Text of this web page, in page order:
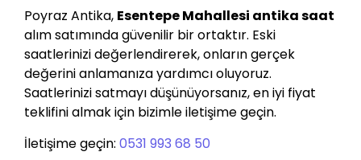
Poyraz Antika, Esentepe Mahallesi antika saat
alım satımında güvenilir bir ortaktır. Eski
saatlerinizi değerlendirerek, onların gerçek
değerini anlamanıza yardımcı oluyoruz.
Saatlerinizi satmayı düşünüyorsanız, en iyi fiyat
teklifini almak için bizimle iletişime geçin.
İletişime geçin: 0531 993 68 50